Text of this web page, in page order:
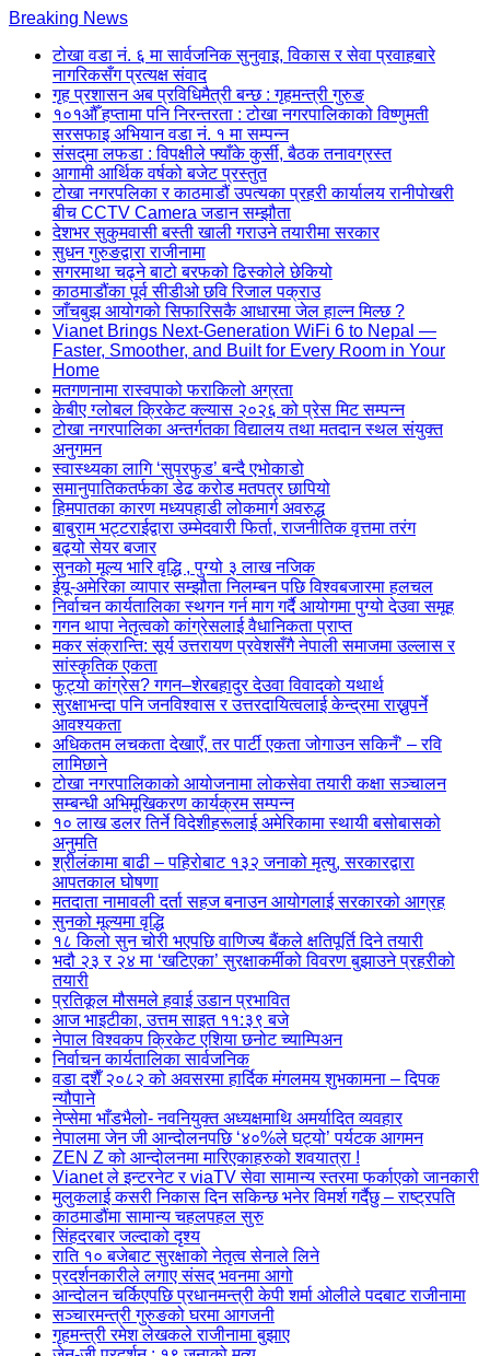
Skip
content
(Press
Enter)
Breaking News
टोखा वडा नं. ६ मा सार्वजनिक सुनुवाइ, विकास र सेवा प्रवाहबारे
नागरिकसँग प्रत्यक्ष संवाद
गृह प्रशासन अब प्रविधिमैत्री बन्छ : गृहमन्त्री गुरुङ
१०१औँ हप्तामा पनि निरन्तरता : टोखा नगरपालिकाको विष्णुमती
सरसफाइ अभियान वडा नं. १ मा सम्पन्न
संसद्‌मा लफडा : विपक्षीले फ्याँके कुर्सी, बैठक तनावग्रस्त
आगामी आर्थिक वर्षको बजेट प्रस्तुत
टोखा नगरपलिका र काठमाडौं उपत्यका प्रहरी कार्यालय रानीपोखरी
बीच CCTV Camera जडान सम्झौता
देशभर सुकुमवासी बस्ती खाली गराउने तयारीमा सरकार
सुधन गुरुङद्वारा राजीनामा
सगरमाथा चढ्ने बाटो बरफको ढिस्कोले छेकियो
काठमाडौंका पूर्व सीडीओ छवि रिजाल पक्राउ
जाँचबुझ आयोगको सिफारिसकै आधारमा जेल हाल्न मिल्छ ?
Vianet Brings Next-Generation WiFi 6 to Nepal —
Faster, Smoother, and Built for Every Room in Your
Home
मतगणनामा रास्वपाको फराकिलो अग्रता
केबीए ग्लोबल क्रिकेट क्ल्यास २०२६ को प्रेस मिट सम्पन्न
टोखा नगरपालिका अन्तर्गतका विद्यालय तथा मतदान स्थल संयुक्त
अनुगमन
स्वास्थ्यका लागि ‘सुपरफुड’ बन्दै एभोकाडो
समानुपातिकतर्फका डेढ करोड मतपत्र छापियो
हिमपातका कारण मध्यपहाडी लोकमार्ग अवरुद्ध
बाबुराम भट्टराईद्वारा उम्मेदवारी फिर्ता, राजनीतिक वृत्तमा तरंग
बढ्यो सेयर बजार
सुनको मूल्य भारि वृद्धि , पुग्यो ३ लाख नजिक
ईयू-अमेरिका व्यापार सम्झौता निलम्बन पछि विश्वबजारमा हलचल
निर्वाचन कार्यतालिका स्थगन गर्न माग गर्दै आयोगमा पुग्यो देउवा समूह
गगन थापा नेतृत्वको कांग्रेसलाई वैधानिकता प्राप्त
मकर संक्रान्ति: सूर्य उत्तरायण प्रवेशसँगै नेपाली समाजमा उल्लास र
सांस्कृतिक एकता
फुट्यो कांग्रेस? गगन–शेरबहादुर देउवा विवादको यथार्थ
सुरक्षाभन्दा पनि जनविश्वास र उत्तरदायित्वलाई केन्द्रमा राख्नुपर्ने
आवश्यकता
अधिकतम लचकता देखाएँ, तर पार्टी एकता जोगाउन सकिनँ’ – रवि
लामिछाने
टोखा नगरपालिकाको आयोजनामा लोकसेवा तयारी कक्षा सञ्चालन
सम्बन्धी अभिमूखिकरण कार्यक्रम सम्पन्न
१० लाख डलर तिर्ने विदेशीहरूलाई अमेरिकामा स्थायी बसोबासको
अनुमति
श्रीलंकामा बाढी – पहिरोबाट १३२ जनाको मृत्यु, सरकारद्वारा
आपतकाल घोषणा
मतदाता नामावली दर्ता सहज बनाउन आयोगलाई सरकारको आग्रह
सुनको मूल्यमा वृद्धि
१८ किलो सुन चोरी भएपछि वाणिज्य बैंकले क्षतिपूर्ति दिने तयारी
भदौ २३ र २४ मा ‘खटिएका’ सुरक्षाकर्मीको विवरण बुझाउने प्रहरीको
तयारी
प्रतिकूल मौसमले हवाई उडान प्रभावित
आज भाइटीका, उत्तम साइत ११:३९ बजे
नेपाल विश्वकप क्रिकेट एशिया छनोट च्याम्पिअन
निर्वाचन कार्यतालिका सार्वजनिक
वडा दशैँ २०८२ को अवसरमा हार्दिक मंगलमय शुभकामना – दिपक
न्यौपाने
नेप्सेमा भाँडभैलो- नवनियुक्त अध्यक्षमाथि अमर्यादित व्यवहार
नेपालमा जेन जी आन्दोलनपछि ‘४०%ले घट्यो’ पर्यटक आगमन
ZEN Z को आन्दोलनमा मारिएकाहरुको शवयात्रा !
Vianet ले इन्टरनेट र viaTV सेवा सामान्य स्तरमा फर्काएको जानकारी
मुलुकलाई कसरी निकास दिन सकिन्छ भनेर विमर्श गर्दैछु – राष्ट्रपति
काठमाडौंमा सामान्य चहलपहल सुरु
सिंहदरबार जल्दाको दृश्य
राति १० बजेबाट सुरक्षाको नेतृत्व सेनाले लिने
प्रदर्शनकारीले लगाए संसद् भवनमा आगो
आन्दोलन चर्किएपछि प्रधानमन्त्री केपी शर्मा ओलीले पदबाट ‍राजीनामा
सञ्चारमन्त्री गुरुङको घरमा आगजनी
गृहमन्त्री रमेश लेखकले राजीनामा बुझाए